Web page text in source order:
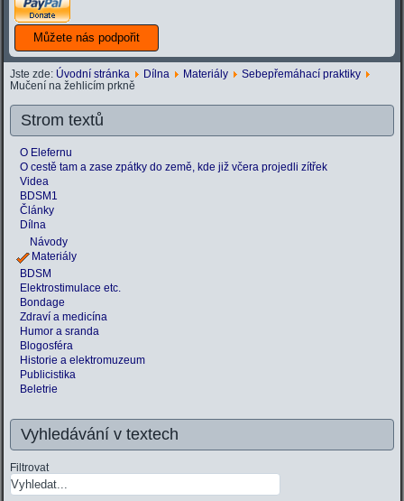
Jste zde: Úvodní stránka Dílna Materiály
Sebepřemáhací praktiky
Mučení na žehlicím prkně
Strom textů
O Elefernu
O cestě tam a zase zpátky do země, kde již včera projedli zítřek
Videa
BDSM1
Články
Dílna
Návody
Materiály
BDSM
Elektrostimulace etc.
Bondage
Zdraví a medicína
Humor a sranda
Blogosféra
Historie a elektromuzeum
Publicistika
Beletrie
Vyhledávání v textech
Filtrovat